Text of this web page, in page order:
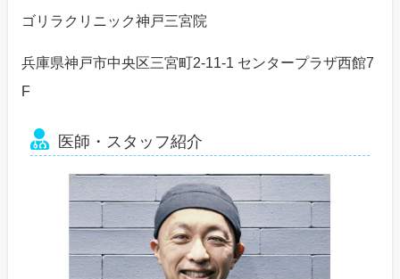
ゴリラクリニック神戸三宮院
兵庫県神戸市中央区三宮町2-11-1 センタープラザ西館7
F
医師・スタッフ紹介